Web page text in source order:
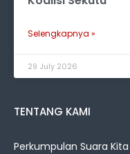
Selengkapnya »
29 July 2026
TENTANG KAMI
Perkumpulan Suara